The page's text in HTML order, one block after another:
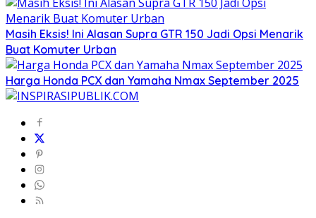
Masih Eksis! Ini Alasan Supra GTR 150 Jadi Opsi Menarik
Buat Komuter Urban
Harga Honda PCX dan Yamaha Nmax September 2025